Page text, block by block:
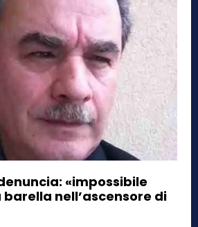
«impossibile
nell’ascensore di